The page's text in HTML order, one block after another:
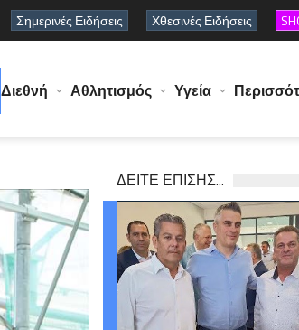
Σημερινές Ειδήσεις Χθεσινές Ειδήσεις
Διεθνή Αθλητισμός Υγεία
ΔΕΙΤΕ ΕΠΙΣΗΣ...